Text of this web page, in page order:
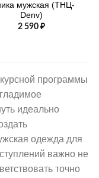
мужская (ТНЦ-
Denv)
2 590 ₽
программы
идеально
одежда для
важно не
точно